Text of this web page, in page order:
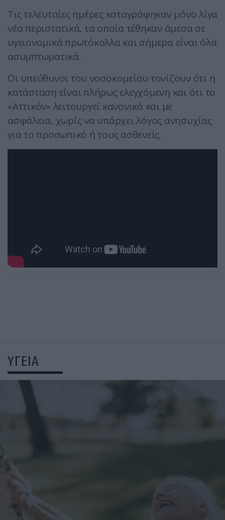
Τις τελευταίες ημέρες καταγράφηκαν μόνο λίγα
νέα περιστατικά, τα οποία τέθηκαν άμεσα σε
υγειονομικά πρωτόκολλα και σήμερα είναι όλα
ασυμπτωματικά.
Οι υπεύθυνοι του νοσοκομείου τονίζουν ότι η
κατάσταση είναι πλήρως ελεγχόμενη και ότι το
«Αττικόν» λειτουργεί κανονικά και με
ασφάλεια, χωρίς να υπάρχει λόγος ανησυχίας
για το προσωπικό ή τους ασθενείς.
ΥΓΕΙΑ